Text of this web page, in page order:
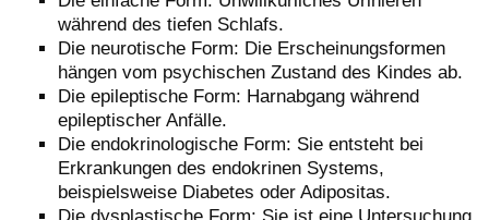
während des tiefen Schlafs.
Die neurotische Form: Die Erscheinungsformen
hängen vom psychischen Zustand des Kindes ab.
Die epileptische Form: Harnabgang während
epileptischer Anfälle.
Die endokrinologische Form: Sie entsteht bei
Erkrankungen des endokrinen Systems,
beispielsweise Diabetes oder Adipositas.